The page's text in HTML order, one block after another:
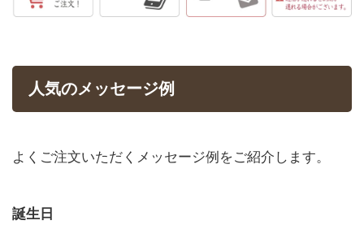
人気のメッセージ例
よくご注文いただくメッセージ例をご紹介します。
誕生日